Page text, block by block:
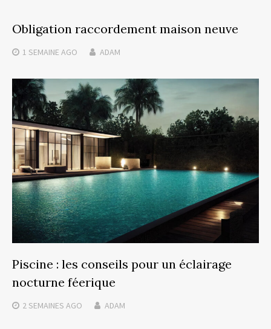
Obligation raccordement maison neuve
1 SEMAINE AGO ADAM
Piscine : les conseils pour un éclairage
nocturne féerique
2 SEMAINES AGO ADAM